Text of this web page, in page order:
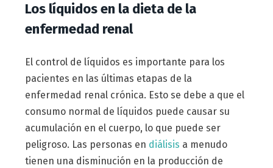
Los líquidos en la dieta de la
enfermedad renal
El control de líquidos es importante para los
pacientes en las últimas etapas de la
enfermedad renal crónica. Esto se debe a que el
consumo normal de líquidos puede causar su
acumulación en el cuerpo, lo que puede ser
peligroso. Las personas en diálisis a menudo
tienen una disminución en la producción de